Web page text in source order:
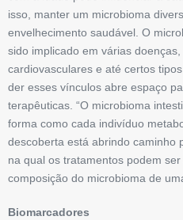
isso, manter um microbioma
envelhecimento saudável. O
sido implicado em várias
cardiovasculares e até certos
der esses vínculos abre espaço
terapêuticas. “O microbioma
forma como cada indivíduo
descoberta está abrindo caminho
na qual os tratamentos podem
composição do microbioma de
Biomarcadores